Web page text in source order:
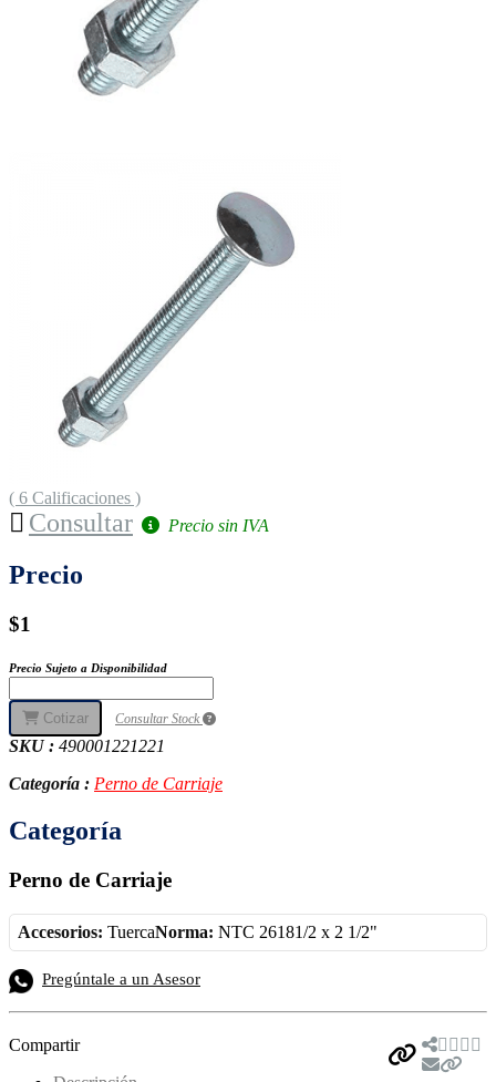
( 6 Calificaciones )
Consultar Precio sin IVA
Precio
$1
Precio Sujeto a Disponibilidad
Cotizar Consultar Stock
SKU : 490001221221
Categoría : Perno de Carriaje
Categoría
Perno de Carriaje
Accesorios: TuercaNorma: NTC 26181/2 x 2 1/2"
Pregúntale a un Asesor
Compartir